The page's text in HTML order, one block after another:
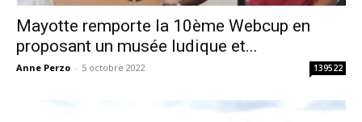
Mayotte remporte la 10ème Webcup en
proposant un musée ludique et...
Anne Perzo - 5 octobre 2022 139522